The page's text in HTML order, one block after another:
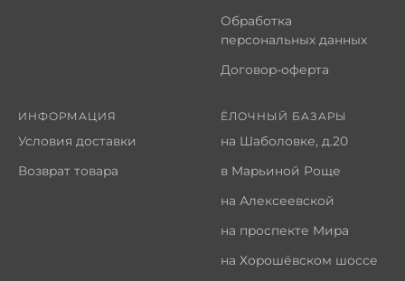
Обработка
персональных данных
Договор-оферта
ИНФОРМАЦИЯ
Условия доставки
Возврат товара
ЁЛОЧНЫЙ БАЗАРЫ
на Шаболовке, д.20
в Марьиной Роще
на Алексеевской
на проспекте Мира
на Хорошёвском шоссе